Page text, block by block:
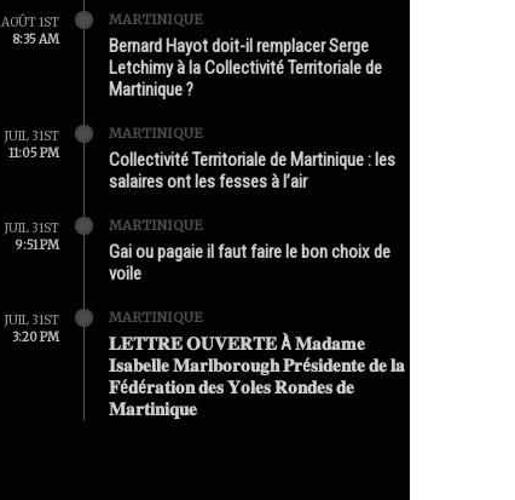
AOÛT 1ST
8:35 AM
MARTINIQUE
Bernard Hayot doit-il remplacer Serge
Letchimy à la Collectivité Territoriale de
Martinique ?
JUIL 31ST
11:05 PM
MARTINIQUE
Collectivité Territoriale de Martinique : les
salaires ont les fesses à l’air
JUIL 31ST
9:51 PM
MARTINIQUE
Gai ou pagaie il faut faire le bon choix de
voile
JUIL 31ST
3:20 PM
MARTINIQUE
𝐋𝐄𝐓𝐓𝐑𝐄 𝐎𝐔𝐕𝐄𝐑𝐓𝐄 À 𝐌𝐚𝐝𝐚𝐦𝐞
𝐈𝐬𝐚𝐛𝐞𝐥𝐥𝐞 𝐌𝐚𝐫𝐥𝐛𝐨𝐫𝐨𝐮𝐠𝐡 𝐏𝐫é𝐬𝐢𝐝𝐞𝐧𝐭𝐞 𝐝𝐞 𝐥𝐚
𝐅é𝐝é𝐫𝐚𝐭𝐢𝐨𝐧 𝐝𝐞𝐬 𝐘𝐨𝐥𝐞𝐬 𝐑𝐨𝐧𝐝𝐞𝐬 𝐝𝐞
𝐌𝐚𝐫𝐭𝐢𝐧𝐢𝐪𝐮𝐞